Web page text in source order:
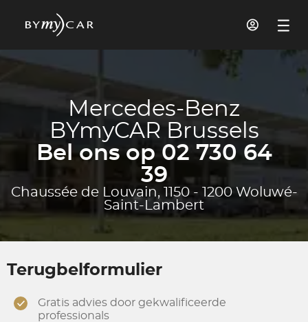
Mercedes-Benz
BYmyCAR Brussels
Bel ons op 02 730 64
39
Chaussée de Louvain, 1150 - 1200 Woluwé-
Saint-Lambert
Terugbelformulier
Gratis advies door gekwalificeerde
professionals